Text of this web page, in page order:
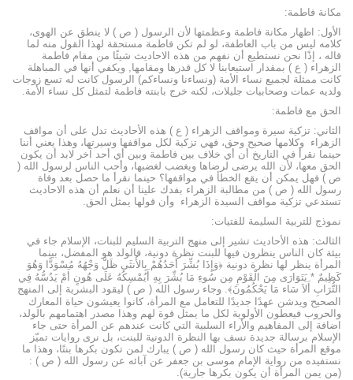
مكانة فاطمة:
الأول: اظهار مكانة فاطمة وعظمتها لأن الرسول ( ص ) لا ينطق عن الهوى،
كلامه ليس من باب العاطفة، لو لم تكن فاطمة مستحقة لهذا القول منه لما
قاله ، إذًا نحن نستطيع أن نفهم من هذه الاحاديث شيئًا من مقام فاطمة
الزهراء ( ع ) بمقدار استيعابنا لا كل قدرها ومقامها, ويكفي أنها في المباهلة
كانت ممثلة لجميع نساء الأمة (ونساءنا ونساءكم) الرسول كانت له تسع زوجات
ولديه عمات وصحابيات جليلات، لكنه خرج بابنته فاطمة لتمثل كل نساء الأمة.
الحق مع فاطمة:
الثاني: تزكية سيرة ومواقف الزهراء ( ع ) هذه الأحاديث تدل على أن مواقف
الزهراء وكلامها صحيح وحق، فهي تزكية لكل مواقفها وسيرتها، وهذا يعني أننا
حينما نقرأ في التاريخ أن أي خلاف بين فاطمة وبين أي أحد آخر لابد أن يكون
الحق معها، لأن الله يرضى لرضاها ويغضب لغضبها، وأحب الناس لرسول الله (
ص ) فهل يمكن أن يقع الخطأ في مواقفها؟ حينما نقرأ ما حصل بعد وفاة
رسول الله ( ص ) من مطالبة الزهراء بفدك علينا أن نعلم أن هذه الاحاديث
تستدعي تزكية مواقف السيدة الزهراء وأن قولها يمثل الحق.
نموذج للتربية السليمة للفتيات:
الثالث: هذه الأحاديث تشير إلى منهج التربية السليم للبنات، الإسلام جاء في
بيئة كان الناس ينظرون فيها للبنت نظرة دونية، فالولد هو المفضل، بينما
المرأة ينظر لها نظرة دونية ﴿وَإِذَا بُشِّرَ أَحَدُهُمْ بِالأُنثَى ظَلَّ وَجْهُهُ مُسْوَدًّا وَهُوَ
كَظِيمٌ * يَتَوَارَى مِنَ الْقَوْمِ مِن سُوءِ مَا بُشِّرَ بِهِ أَيُمْسِكُهُ عَلَى هُونٍ أَمْ يَدُسُّهُ فِي
التُّرَابِ أَلاَ سَاء مَا يَحْكُمُونَ﴾. وجاء رسول الله ( ص ) ليقود البشرية إلى المنهج
الصحيح ويدشن عهدًا جديدًا للتعامل مع المرأة، كانوا يعيشون حياة المعارك
والحروب فيعطون الأولوية لكل ما يمثل قوة لهم وهذا مصدر اهتمامهم بالولد،
اضافة إلى المفاهيم والأراء السلبية التي كانت عندهم عن المرأة حتى جاء
الإسلام برسالة جديدة نسف بها النظرة الدونية للبنت، بل نرى روايات تميّز
موقع المرأة حيث كان رسول الله ( ص ) يبارك لمن تكون بكرها بنتًا، وهذا ما
نستفيده من رواية الإمام موسى بن جعفر عن آبائه عن رسول الله ( ص ) :
(من يمن المرأة أن يكون بكرها جارية).